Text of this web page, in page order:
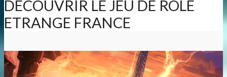
DÉCOUVRIR LE JEU DE RÔLE
ETRANGE FRANCE